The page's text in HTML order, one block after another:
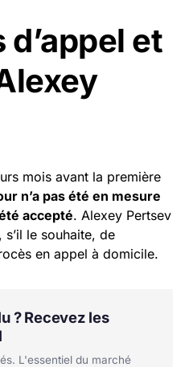
et
mois avant la première
n’a pas été en mesure
accepté. Alexey Pertsev
le souhaite, de
en appel à domicile.
? Recevez les
L'essentiel du marché